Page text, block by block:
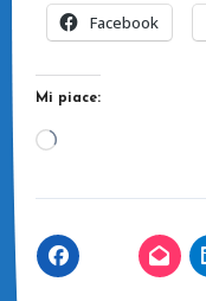
Facebook
Mi piace:
Caricamento